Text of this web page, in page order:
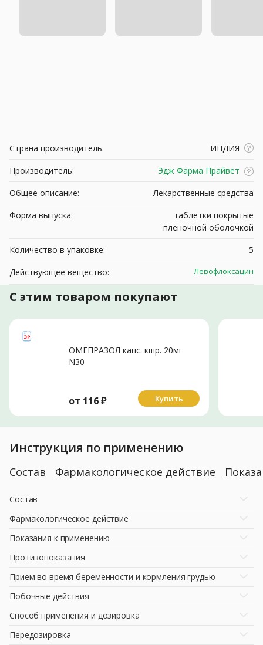
Страна производитель:
ИНДИЯ
Производитель:
Эдж Фарма Прайвет
Общее описание:
Лекарственные средства
Форма выпуска:
таблетки покрытые
пленочной оболочкой
Количество в упаковке:
5
Действующее вещество:
Левофлоксацин
С этим товаром покупают
ОМЕПРАЗОЛ капс. кшр. 20мг
N30
от 116₽ Купить
Инструкция по применению
Состав Фармакологическое действие
Состав
Фармакологическое действие
Показания к применению
Противопоказания
Прием во время беременности и кормления грудью
Побочные действия
Способ применения и дозировка
Передозировка